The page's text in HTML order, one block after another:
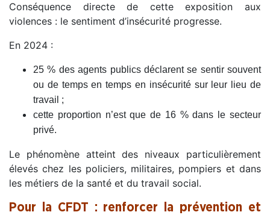
Conséquence directe de cette exposition aux
violences : le sentiment d’insécurité progresse.
En 2024 :
25 % des agents publics déclarent se sentir souvent
ou de temps en temps en insécurité sur leur lieu de
travail ;
cette proportion n’est que de 16 % dans le secteur
privé.
Le phénomène atteint des niveaux particulièrement
élevés chez les policiers, militaires, pompiers et dans
les métiers de la santé et du travail social.
Pour la CFDT : renforcer la prévention et